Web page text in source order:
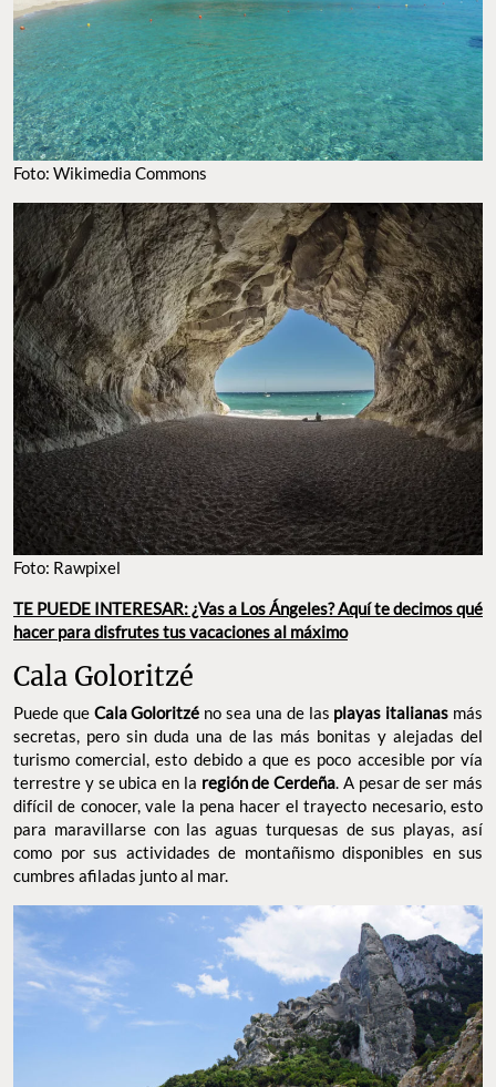
FOTO: WIKIMEDIA COMMONS
TE PUEDE INTERESAR: ¿Vas a Los Ángeles? Aquí te
decimos qué hacer para disfrutes tus vacaciones al máximo
Cala Goloritzé
Puede queCala Goloritzéno sea una de lasplayas italianas
más secretas, pero sin duda una de las más bonitas y alejadas
del turismo comercial, esto debido a que es poco accesible por
vía terrestre y se ubica en laregión de Cerdeña. A pesar de ser
más difícil de conocer, vale la pena hacer el trayecto necesario,
esto para maravillarse con las aguas turquesas de sus playas,
así como por sus actividades de montañismo disponibles en sus
cumbres afiladas junto al mar.